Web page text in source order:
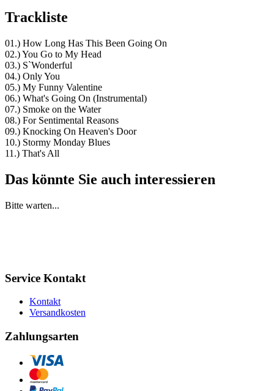
Trackliste
01.) How Long Has This Been Going On
02.) You Go to My Head
03.) S`Wonderful
04.) Only You
05.) My Funny Valentine
06.) What's Going On (Instrumental)
07.) Smoke on the Water
08.) For Sentimental Reasons
09.) Knocking On Heaven's Door
10.) Stormy Monday Blues
11.) That's All
Das könnte Sie auch interessieren
Bitte warten...
Service Kontakt
Kontakt
Versandkosten
Zahlungsarten